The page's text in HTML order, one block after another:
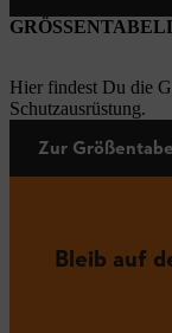
Hier findest Du die
Schutzausrüstung.
Zur
Bleib auf